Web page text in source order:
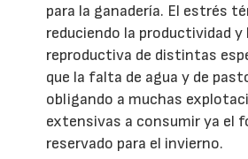
para la ganadería. El estrés
reduciendo la productividad y
reproductiva de distintas
que la falta de agua y de
obligando a muchas
extensivas a consumir ya el
reservado para el invierno.